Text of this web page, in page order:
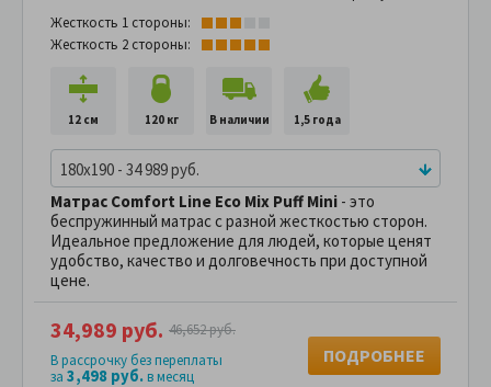
Жесткость 1 стороны:
Жесткость 2 стороны:
12 см 120 кг В наличии 1,5 года
180x190 - 34 989 руб.
Матрас Comfort Line Eco Mix Puff Mini - это
беспружинный матрас с разной жесткостью сторон.
Идеальное предложение для людей, которые ценят
удобство, качество и долговечность при доступной
цене.
34,989 руб. 46,652 руб.
В рассрочку без переплаты
за 3,498 руб.в месяц
ПОДРОБНЕЕ